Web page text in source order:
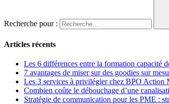
Recherche pour :
Articles récents
Les 6 différences entre la formation capacité
7 avantages de miser sur des goodies sur
Les 3 services à privilégier chez BPO Action
Combien coûte le débouchage d’une
Stratégie de communication pour les PME :